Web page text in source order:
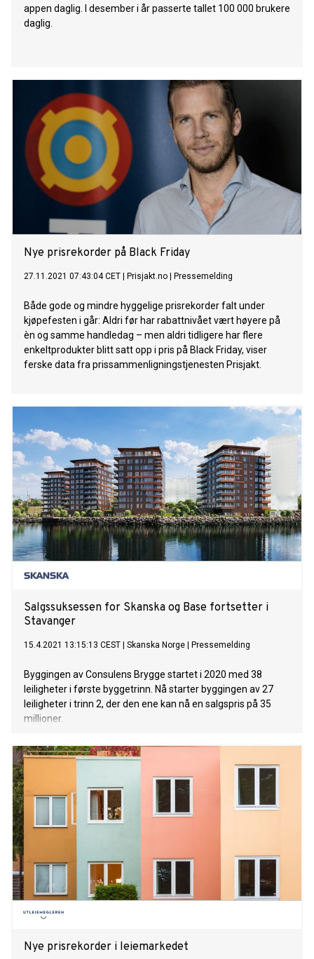
appen daglig. I desember i år passerte tallet 100 000 brukere
daglig.
Nye prisrekorder på Black Friday
27.11.2021 07:43:04 CET Prisjakt.no Pressemelding
Både gode og mindre hyggelige prisrekorder falt under
kjøpefesten i går: Aldri før har rabattnivået vært høyere på
èn og samme handledag – men aldri tidligere har flere
enkeltprodukter blitt satt opp i pris på Black Friday, viser
ferske data fra prissammenligningstjenesten Prisjakt.
Salgssuksessen for Skanska og Base fortsetter i
Stavanger
15.4.2021 13:15:13 CEST Skanska Norge Pressemelding
Byggingen av Consulens Brygge startet i 2020 med 38
leiligheter i første byggetrinn. Nå starter byggingen av 27
leiligheter i trinn 2, der den ene kan nå en salgspris på 35
millioner.
Nye prisrekorder i leiemarkedet